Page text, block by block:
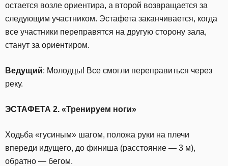
остается возле ориентира, а второй возвращается за
следующим участником. Эстафета заканчивается, когда
все участники переправятся на другую сторону зала,
станут за ориентиром.
Ведущий: Молодцы! Все смогли переправиться через
реку.
ЭСТАФЕТА 2. «Тренируем ноги»
Ходьба «гусиным» шагом, положа руки на плечи
впереди идущего, до финиша (расстояние — 3 м),
обратно — бегом.